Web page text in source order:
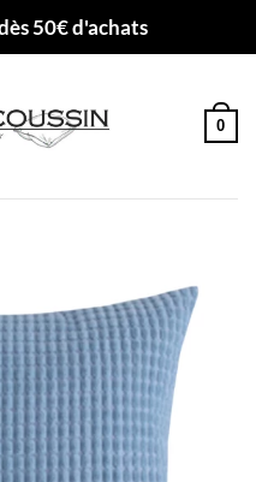
50€ d'achats
0